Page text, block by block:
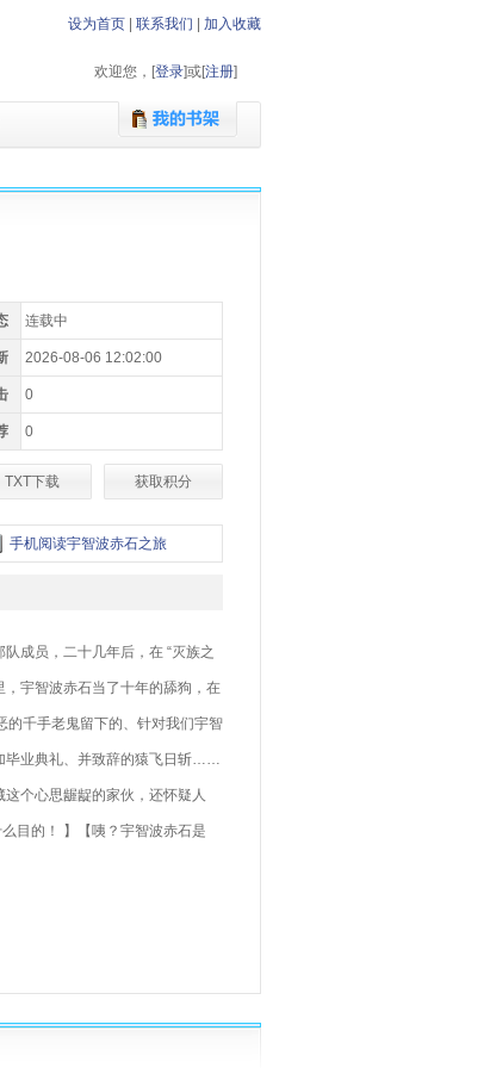
设为首页 联系我们 加入收藏
欢迎您，[登录]或[注册]
连载中
2026-08-06 12:02:00
0
0
TXT下载 获取积分
手机阅读宇智波赤石之旅
成员，二十几年后，在 “灭族之
宇智波赤石当了十年的舔狗，在
的千手老鬼留下的、针对我们宇智
毕业典礼、并致辞的猿飞日斩……
个心思龌龊的家伙，还怀疑人
目的！ 】【咦？宇智波赤石是